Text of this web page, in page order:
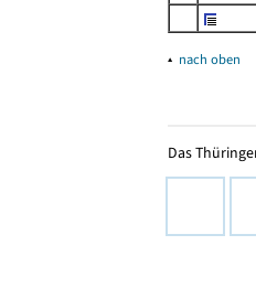
▴ nach oben
Das